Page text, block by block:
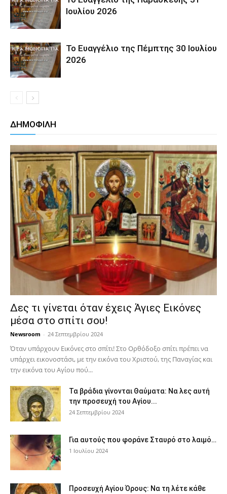
Ιουλίου 2026
Το Ευαγγέλιο της Πέμπτης 30 Ιουλίου
2026
ΔΗΜΟΦΙΛΗ
Δες τι γίνεται όταν έχεις Άγιες Εικόνες
μέσα στο σπίτι σου!
Newsroom - 24 Σεπτεμβρίου 2024
Όταν υπάρχουν Εικόνες στο σπίτι! Στο Ορθόδοξο σπίτι πρέπει να
υπάρχει εικονοστάσι, με την εικόνα του Χριστού, της Παν­αγίας και
την εικόνα του Αγίου πού...
Τα βράδια γίνονται Θαύματα: Να λες αυτή
την προσευχή του Αγίου...
24 Σεπτεμβρίου 2024
Για αυτούς που φοράνε Σταυρό στο λαιμό…
1 Ιουλίου 2024
Προσευχή Αγίου Όρους: Να τη λέτε κάθε